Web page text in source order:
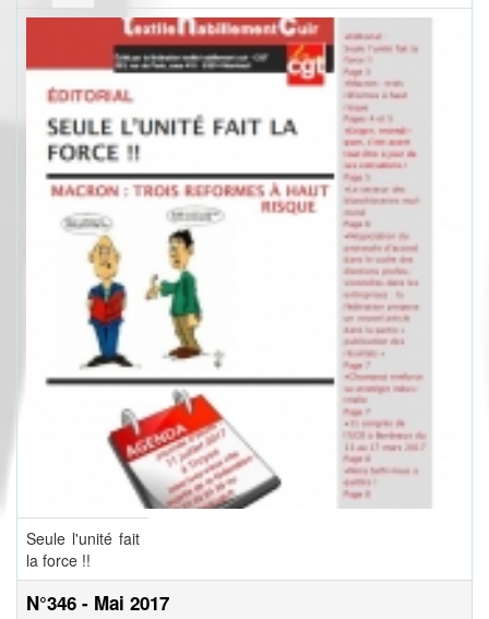
Seule l'unité fait
la force !!
N°346 - Mai 2017